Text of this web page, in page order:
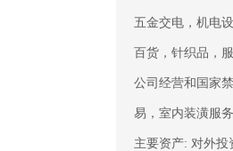
五金交电，机电
百货，针织品，
公司经营和国家
易，室内装潢服务
主要资产: 对外